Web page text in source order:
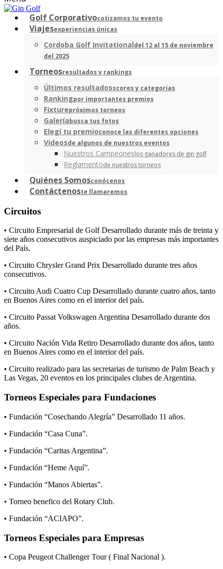
Golf Corporativocotizamos tu evento
Viajesexperiencias únicas
Cordoba Golf Invitationaldel 12 al 15 de noviembre
del 2025
Torneosresultados y rankings
Últimos resultadosscores y categorias
Rankingpor importantes premios
Fixturepróximos torneos
Galeríabusca tus fotos
Elegí tu premioconoce las diferentes opciones
Videosde algunos de nuestros eventos
Nuestros Campeoneslos ganadores de gin golf
Reglamentode nuestros torneos
Quiénes Somosconócenos
Contáctenoste llamaremos
Circuitos
• Circuito Empresarial de Golf Desarrollado durante más de treinta y
siete años consecutivos auspiciado por las empresas más importantes
del País.
• Circuito Chrysler Grand Prix Desarrollado durante tres años
consecutivos.
• Circuito Audi Cuatro Cup Desarrollado durante cuatro años, tanto
en Buenos Aires como en el interior del país.
• Circuito Passat Volkswagen Argentina Desarrollado durante dos
años.
• Circuito Nación Vida Retiro Desarrollado durante dos años, tanto
en Buenos Aires como en el interior del país.
• Circuito realizado para las secretarias de turismo de Palm Beach y
Las Vegas, 20 eventos en los principales clubes de Argentina.
Torneos Especiales para Fundaciones
• Fundación “Cosechando Alegría” Desarrollado 11 años.
• Fundación “Casa Cuna”.
• Fundación “Caritas Argentina”.
• Fundación “Heme Aquí”.
• Fundación “Manos Abiertas”.
• Torneo benefico del Rotary Club.
• Fundación “ACIAPO”.
Torneos Especiales para Empresas
• Copa Peugeot Challenger Tour ( Final Nacional ).